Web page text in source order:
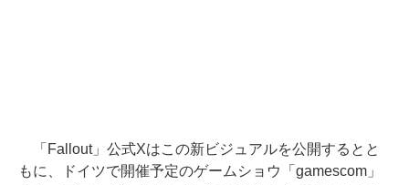
「Fallout」公式Xはこの新ビジュアルを公開するとと
もに、ドイツで開催予定のゲームショウ「gamescom」